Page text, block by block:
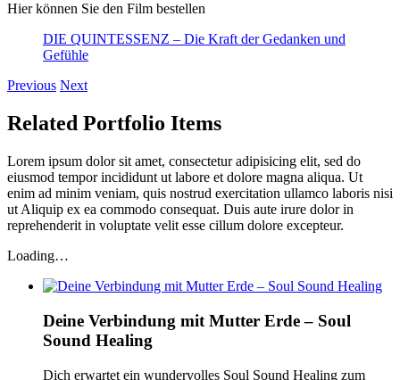
Hier können Sie den Film bestellen
DIE QUINTESSENZ – Die Kraft der Gedanken und
Gefühle
Previous Next
Related Portfolio Items
Lorem ipsum dolor sit amet, consectetur adipisicing elit, sed do
eiusmod tempor incididunt ut labore et dolore magna aliqua. Ut
enim ad minim veniam, quis nostrud exercitation ullamco laboris nisi
ut Aliquip ex ea commodo consequat. Duis aute irure dolor in
reprehenderit in voluptate velit esse cillum dolore excepteur.
Loading…
Deine Verbindung mit Mutter Erde – Soul
Sound Healing
Dich erwartet ein wundervolles Soul Sound Healing zum